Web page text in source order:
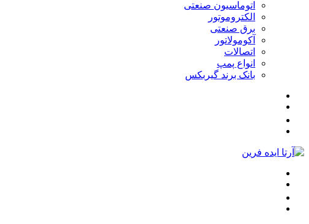
اتوماسیون صنعتی
الکتروموتور
برق صنعتی
آکومولاتور
اتصالات
انواع پمپ
بانک برند گیربکس